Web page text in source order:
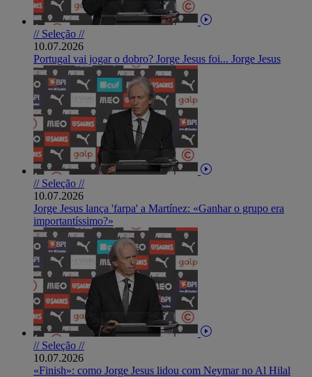
// Seleção //
10.07.2026
Portugal vai jogar o dobro? Jorge Jesus foi... Jorge Jesus
// Seleção //
10.07.2026
Jorge Jesus lança 'farpa' a Martínez: «Ganhar o grupo era
importantíssimo?»
// Seleção //
10.07.2026
«Finish»: como Jorge Jesus lidou com Neymar no Al Hilal